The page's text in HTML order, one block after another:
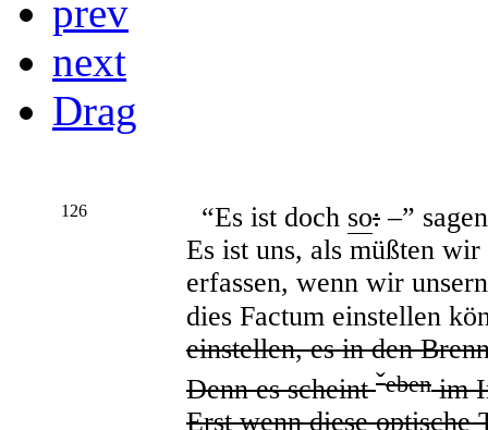
prev
next
Drag
126 “Es ist doch so: –”
Es ist uns, als müßten wir
erfassen, wenn wir
dies Factum einstellen
einstellen, es in den
Denn es scheintˇebenim
Erst wenn diese optische